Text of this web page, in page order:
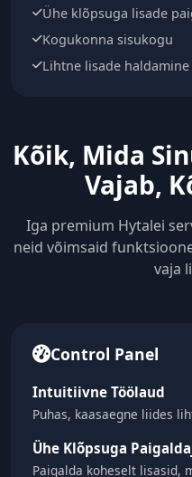
Ühe klõpsuga lisade
Kogukonna sisukogu
Lihtne lisade haldamine
Kõik, Mida
Vajab,
Iga premium Hytalei
neid võimsaid
vaja
Control Panel
Intuitiivne Töölaud
Puhas, kaasaegne liides
Ühe Klõpsuga
Paigalda koheselt lisasid,